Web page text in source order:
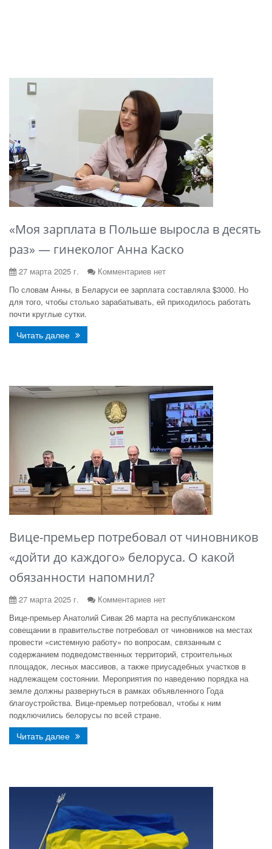
«Моя зарплата в Польше выросла в десять
раз» — гинеколог Анна Каско
27 марта 2025 г.
Комментариев нет
По словам Анны, в Беларуси ее зарплата составляла $3000. Но
для того, чтобы столько зарабатывать, ей приходилось работать
почти круглые сутки.
Читать далее
Вице-премьер потребовал от чиновников
«дойти до каждого» белоруса. О какой
обязанности напомнил?
27 марта 2025 г.
Комментариев нет
Вице-премьер Анатолий Сивак 26 марта на республиканском
совещании в правительстве потребовал от чиновников на местах
провести «системную работу» по вопросам, связанным с
содержанием подведомственных территорий, строительных
площадок, лесных массивов, а также приусадебных участков в
надлежащем состоянии. Мероприятия по наведению порядка на
земле должны развернуться в рамках объявленного Года
благоустройства. Вице-премьер потребовал, чтобы к ним
подключились белорусы по всей стране.
Читать далее